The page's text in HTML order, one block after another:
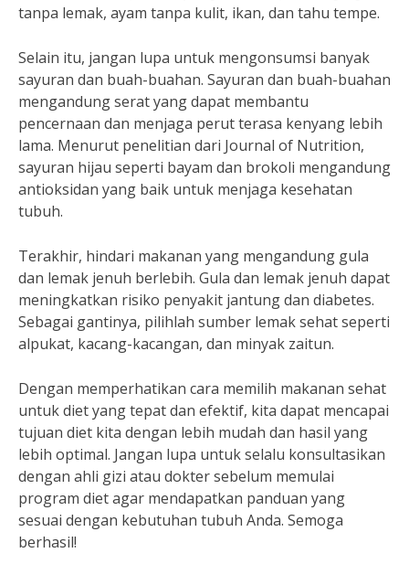
tanpa lemak, ayam tanpa kulit, ikan, dan tahu tempe.
Selain itu, jangan lupa untuk mengonsumsi banyak
sayuran dan buah-buahan. Sayuran dan buah-buahan
mengandung serat yang dapat membantu
pencernaan dan menjaga perut terasa kenyang lebih
lama. Menurut penelitian dari Journal of Nutrition,
sayuran hijau seperti bayam dan brokoli mengandung
antioksidan yang baik untuk menjaga kesehatan
tubuh.
Terakhir, hindari makanan yang mengandung gula
dan lemak jenuh berlebih. Gula dan lemak jenuh dapat
meningkatkan risiko penyakit jantung dan diabetes.
Sebagai gantinya, pilihlah sumber lemak sehat seperti
alpukat, kacang-kacangan, dan minyak zaitun.
Dengan memperhatikan cara memilih makanan sehat
untuk diet yang tepat dan efektif, kita dapat mencapai
tujuan diet kita dengan lebih mudah dan hasil yang
lebih optimal. Jangan lupa untuk selalu konsultasikan
dengan ahli gizi atau dokter sebelum memulai
program diet agar mendapatkan panduan yang
sesuai dengan kebutuhan tubuh Anda. Semoga
berhasil!